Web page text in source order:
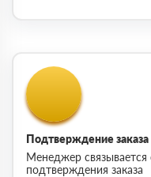
Подтверждение заказа
Менеджер
подтверждения заказа